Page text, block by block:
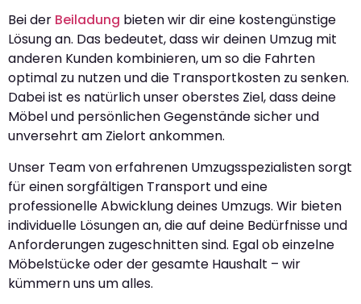
Bei der Beiladung bieten wir dir eine kostengünstige
Lösung an. Das bedeutet, dass wir deinen Umzug mit
anderen Kunden kombinieren, um so die Fahrten
optimal zu nutzen und die Transportkosten zu senken.
Dabei ist es natürlich unser oberstes Ziel, dass deine
Möbel und persönlichen Gegenstände sicher und
unversehrt am Zielort ankommen.
Unser Team von erfahrenen Umzugsspezialisten sorgt
für einen sorgfältigen Transport und eine
professionelle Abwicklung deines Umzugs. Wir bieten
individuelle Lösungen an, die auf deine Bedürfnisse und
Anforderungen zugeschnitten sind. Egal ob einzelne
Möbelstücke oder der gesamte Haushalt – wir
kümmern uns um alles.